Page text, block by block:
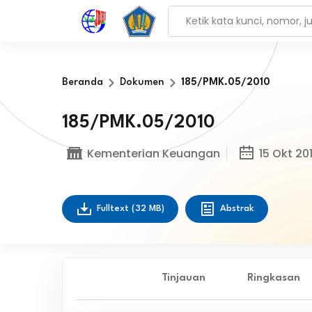
Beranda Dokumen 185/PMK.05/2010
185/PMK.05/2010
Kementerian Keuangan 15 Okt
Fulltext (32 MB) Abstrak
Tinjauan Ringkasan